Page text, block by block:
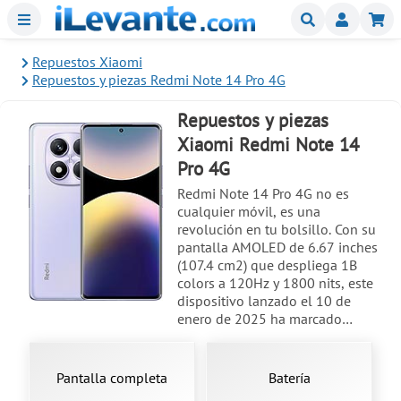
Menu Buscar
Repuestos Xiaomi
Repuestos y piezas Redmi Note 14 Pro 4G
Repuestos y piezas
Xiaomi Redmi Note 14
Pro 4G
Redmi Note 14 Pro 4G no es
cualquier móvil, es una
revolución en tu bolsillo. Con su
pantalla AMOLED de 6.67 inches
(107.4 cm2) que despliega 1B
colors a 120Hz y 1800 nits, este
dispositivo lanzado el 10 de
enero de 2025 ha marcado
pantallas, el display LCD, la placa
Pantalla completa Batería